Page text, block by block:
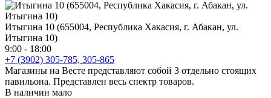
Итыгина 10 (655004, Республика Хакасия, г. Абакан, ул.
Итыгина 10)
9:00 - 18:00
+7 (3902) 305-785, 305-865
Магазины на Весте представляют собой 3 отдельно стоящих
павильона. Представлен весь спектр товаров.
В наличии мало